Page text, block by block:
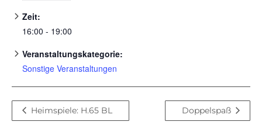
Zeit:
16:00 - 19:00
Veranstaltungskategorie:
Sonstige Veranstaltungen
Heimspiele: H.65 BL Doppelspaß